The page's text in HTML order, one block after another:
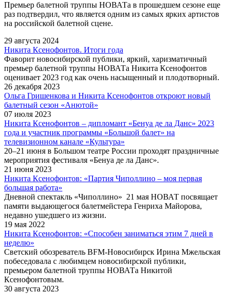
Премьер балетной труппы НОВАТа в прошедшем сезоне еще
раз подтвердил, что является одним из самых ярких артистов
на российской балетной сцене.
29 августа 2024
Никита Ксенофонтов. Итоги года
Фаворит новосибирской публики, яркий, харизматичный
премьер балетной труппы НОВАТа Никита Ксенофонтов
оценивает 2023 год как очень насыщенный и плодотворный.
26 декабря 2023
Ольга Гришенкова и Никита Ксенофонтов откроют новый
балетный сезон «Анютой»
07 июля 2023
Никита Ксенофонтов – дипломант «Бенуа де ла Данс» 2023
года и участник программы «Большой балет» на
телевизионном канале «Культура»
20–21 июня в Большом театре России проходят праздничные
мероприятия фестиваля «Бенуа де ла Данс».
21 июня 2023
Никита Ксенофонтов: «Партия Чиполлино – моя первая
большая работа»
Дневной спектакль «Чиполлино» 21 мая НОВАТ посвящает
памяти выдающегося балетмейстера Генриха Майорова,
недавно ушедшего из жизни.
19 мая 2022
Никита Ксенофонтов: «Способен заниматься этим 7 дней в
неделю»
Светский обозреватель BFM-Новосибирск Ирина Мжельская
побеседовала с любимцем новосибирской публики,
премьером балетной труппы НОВАТа Никитой
Ксенофонтовым.
30 августа 2023